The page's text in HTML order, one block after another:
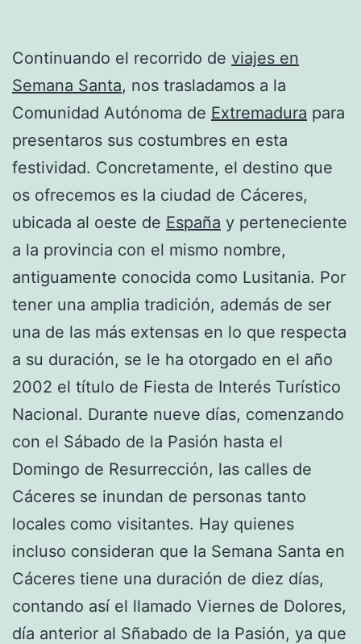
Continuando el recorrido de viajes en
Semana Santa, nos trasladamos a la
Comunidad Autónoma de Extremadura para
presentaros sus costumbres en esta
festividad. Concretamente, el destino que
os ofrecemos es la ciudad de Cáceres,
ubicada al oeste de España y perteneciente
a la provincia con el mismo nombre,
antiguamente conocida como Lusitania. Por
tener una amplia tradición, además de ser
una de las más extensas en lo que respecta
a su duración, se le ha otorgado en el año
2002 el título de Fiesta de Interés Turístico
Nacional. Durante nueve días, comenzando
con el Sábado de la Pasión hasta el
Domingo de Resurrección, las calles de
Cáceres se inundan de personas tanto
locales como visitantes. Hay quienes
incluso consideran que la Semana Santa en
Cáceres tiene una duración de diez días,
contando así el llamado Viernes de Dolores,
día anterior al Sñabado de la Pasión, ya que